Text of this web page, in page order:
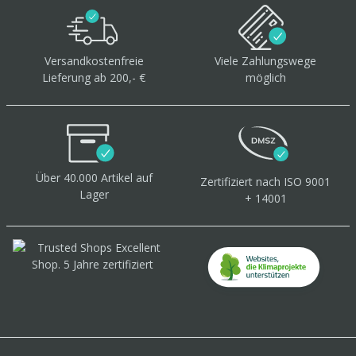
Versandkostenfreie
Lieferung ab 200,- €
Viele Zahlungswege
möglich
Über 40.000 Artikel auf
Lager
Zertifiziert nach ISO 9001
+ 14001